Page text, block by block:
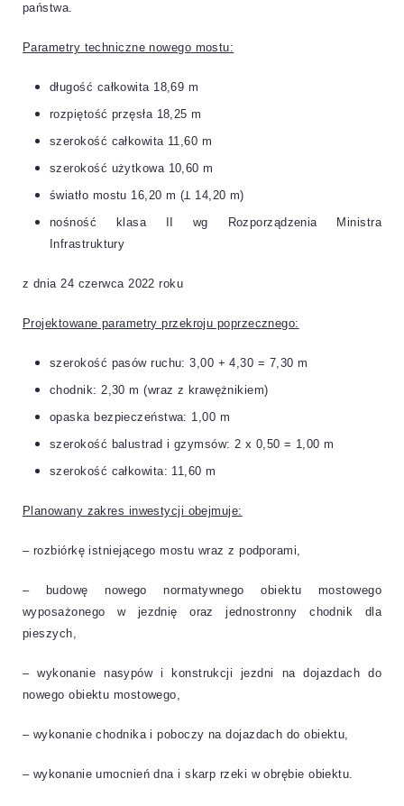
państwa.
Parametry techniczne nowego mostu:
długość całkowita 18,69 m
rozpiętość przęsła 18,25 m
szerokość całkowita 11,60 m
szerokość użytkowa 10,60 m
światło mostu 16,20 m (Ʇ 14,20 m)
nośność klasa II wg Rozporządzenia Ministra
Infrastruktury
z dnia 24 czerwca 2022 roku
Projektowane parametry przekroju poprzecznego:
szerokość pasów ruchu: 3,00 + 4,30 = 7,30 m
chodnik: 2,30 m (wraz z krawężnikiem)
opaska bezpieczeństwa: 1,00 m
szerokość balustrad i gzymsów: 2 x 0,50 = 1,00 m
szerokość całkowita: 11,60 m
Planowany zakres inwestycji obejmuje:
– rozbiórkę istniejącego mostu wraz z podporami,
– budowę nowego normatywnego obiektu mostowego
wyposażonego w jezdnię oraz jednostronny chodnik dla
pieszych,
– wykonanie nasypów i konstrukcji jezdni na dojazdach do
nowego obiektu mostowego,
– wykonanie chodnika i poboczy na dojazdach do obiektu,
– wykonanie umocnień dna i skarp rzeki w obrębie obiektu.